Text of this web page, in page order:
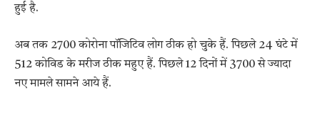
हुई है.
अब तक 2700 कोरोना पॉजिटिव लोग ठीक हो चुके हैं. पिछले 24 घंटे में
512 कोविड के मरीज ठीक महुए हैं. पिछले 12 दिनों में 3700 से ज्यादा
नए मामले सामने आये हैं.